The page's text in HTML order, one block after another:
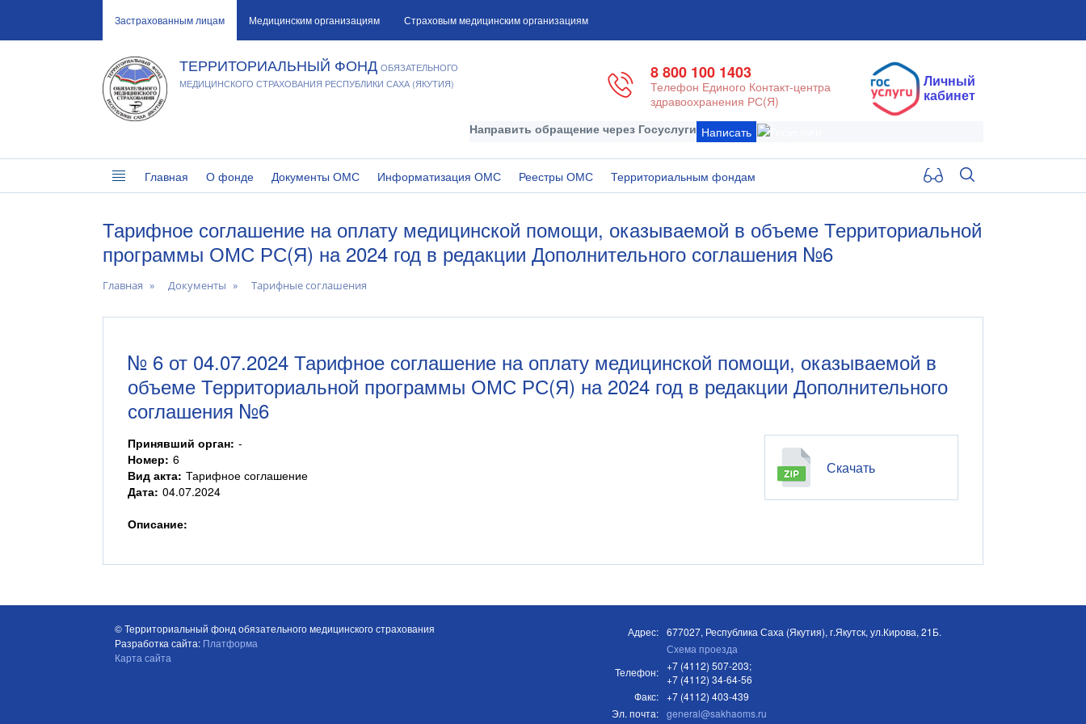
Застрахованным лицам Медицинским организациям Страховым медицинским организациям
ТЕРРИТОРИАЛЬНЫЙ ФОНД ОБЯЗАТЕЛЬНОГО
МЕДИЦИНСКОГО СТРАХОВАНИЯ РЕСПУБЛИКИ САХА (ЯКУТИЯ)
Личный
кабинет
8 800 100 1403
Телефон Единого Контакт-центра
здравоохранения РС(Я)
Направить обращение через Госуслуги Написать
Главная О фонде Документы ОМС Информатизация ОМС Реестры ОМС Территориальным фондам
Тарифное соглашение на оплату медицинской помощи, оказываемой в объеме Территориальной
программы ОМС РС(Я) на 2024 год в редакции Дополнительного соглашения №6
Главная Документы Тарифные соглашения
№ 6 от 04.07.2024 Тарифное соглашение на оплату медицинской помощи, оказываемой в
объеме Территориальной программы ОМС РС(Я) на 2024 год в редакции Дополнительного
соглашения №6
Принявший орган: -
Номер: 6
Вид акта: Тарифное соглашение
Дата: 04.07.2024
Скачать
Описание:
© Территориальный фонд обязательного медицинского страхования
Разработка сайта: Платформа
Карта сайта
Адрес:
677027, Республика Саха (Якутия), г.Якутск, ул.Кирова, 21Б.
Схема проезда
Телефон:
+7 (4112) 507-203;
+7 (4112) 34-64-56
Факс:
+7 (4112) 403-439
Эл. почта:
general@sakhaoms.ru